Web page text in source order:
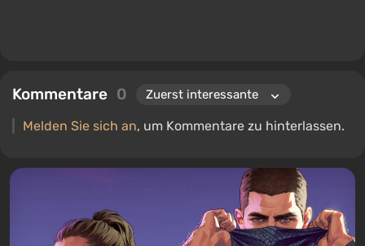
Kommentare 0
Melden Sie sich an, um Kommentare zu hinterlassen.